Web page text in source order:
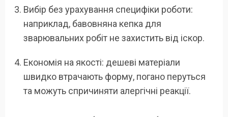
Вибір без урахування специфіки роботи:
наприклад, бавовняна кепка для
зварювальних робіт не захистить від іскор.
Економія на якості: дешеві матеріали
швидко втрачають форму, погано перуться
та можуть спричиняти алергічні реакції.